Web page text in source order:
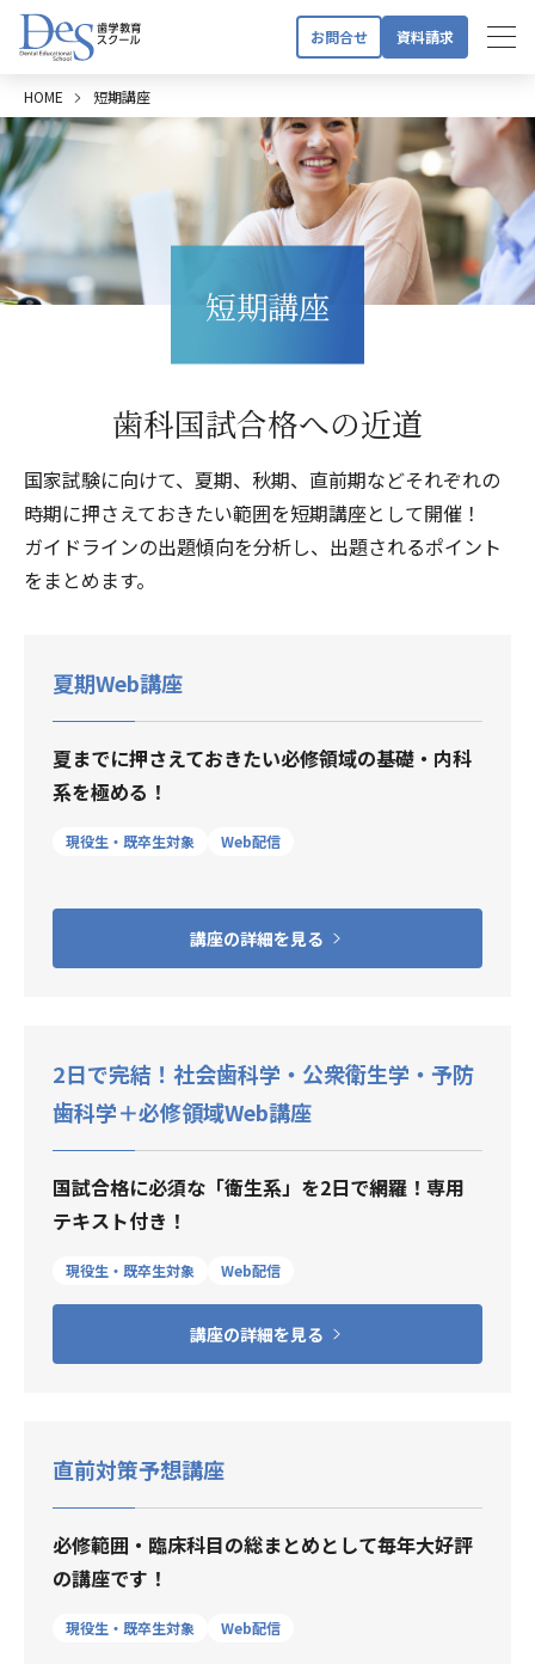
お問合せ 資料請求
HOME 短期講座
短期講座
歯科国試合格への近道
国家試験に向けて、夏期、秋期、直前期などそれぞれの
時期に押さえておきたい範囲を短期講座として開催！
ガイドラインの出題傾向を分析し、出題されるポイント
をまとめます。
夏期Web講座
夏までに押さえておきたい必修領域の基礎・内科
系を極める！
現役生・既卒生対象 Web配信
講座の詳細を見る
2日で完結！社会歯科学・公衆衛生学・予防
歯科学＋必修領域Web講座
国試合格に必須な「衛生系」を2日で網羅！専用
テキスト付き！
現役生・既卒生対象 Web配信
講座の詳細を見る
直前対策予想講座
必修範囲・臨床科目の総まとめとして毎年大好評
の講座です！
現役生・既卒生対象 Web配信